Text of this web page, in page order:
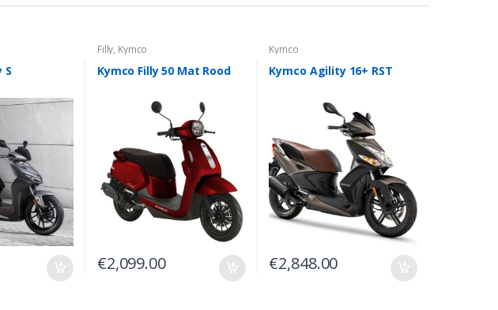
S
Filly, Kymco
Kymco Filly 50 Mat Rood
€2,099.00
Kymco
Kymco Agility 16+ RST
€2,848.00